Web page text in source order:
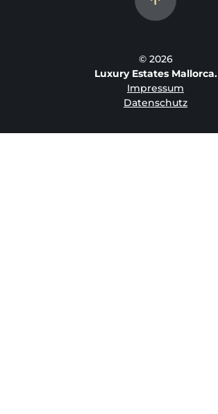
© 2026
Luxury Estates Mallorca.
Impressum
Datenschutz